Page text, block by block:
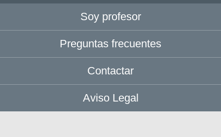
Soy profesor
Preguntas frecuentes
Contactar
Aviso Legal